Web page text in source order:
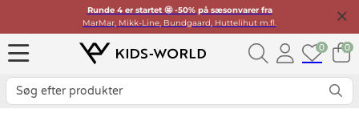
Runde 4 er startet 🤩 -50% på sæsonvarer fra
MarMar, Mikk-Line, Bundgaard, Huttelihut m.fl.
0 0